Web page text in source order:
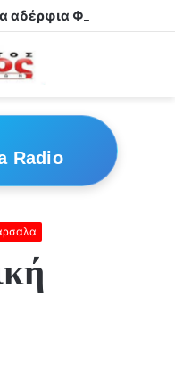
αδέρφια Φούσα!
Radio